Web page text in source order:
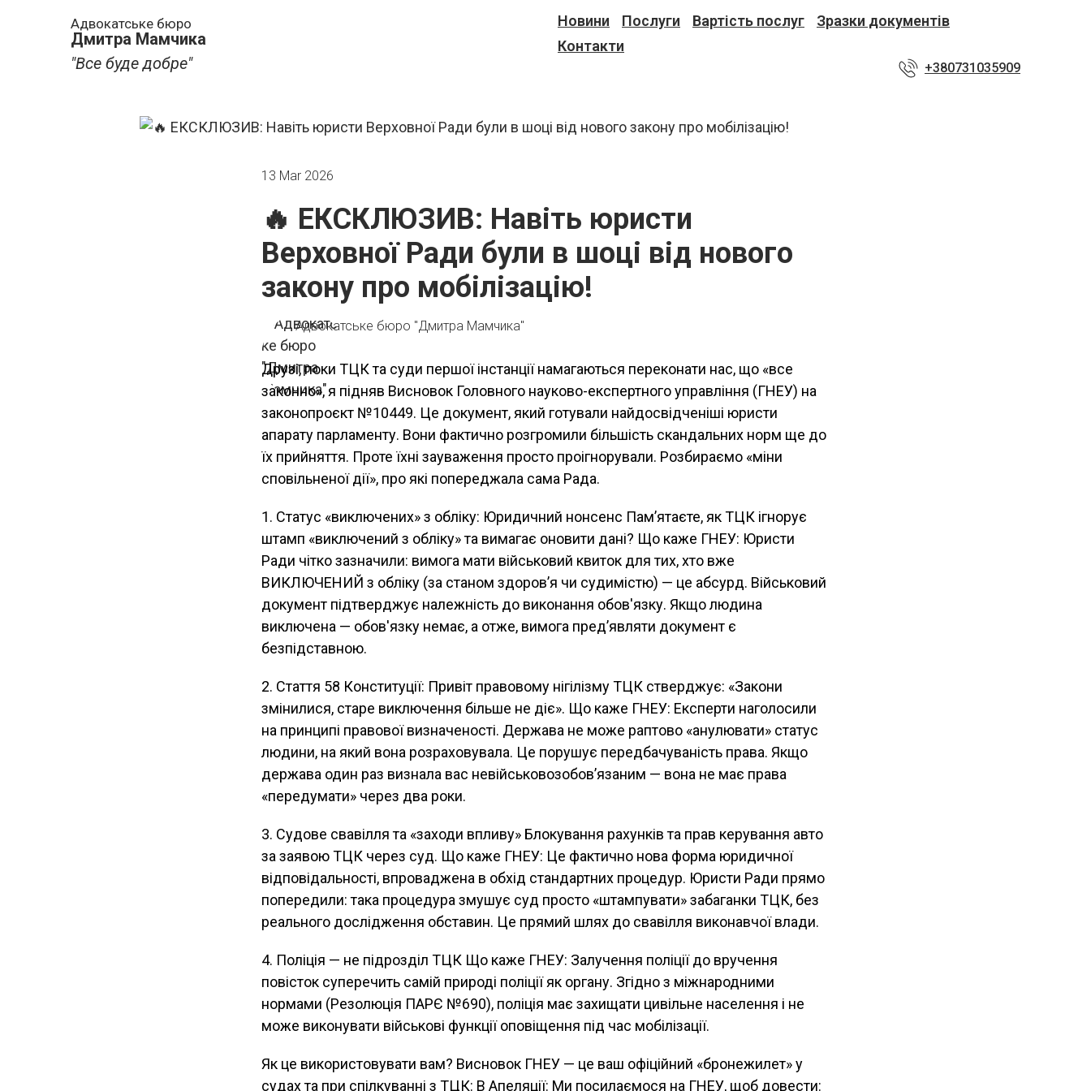
Адвокатське бюро
Дмитра Мамчика
"Все буде добре"
Новини Послуги Вартість послуг
Зразки документів
Контакти
+380731035909
13 Mar 2026
🔥 ЕКСКЛЮЗИВ: Навіть юристи
Верховної Ради були в шоці від нового
закону про мобілізацію!
Адвокатське бюро "Дмитра Мамчика"
Друзі, поки ТЦК та суди першої інстанції намагаються переконати нас, що «все
законно», я підняв Висновок Головного науково-експертного управління (ГНЕУ) на
законопроєкт №10449. Це документ, який готували найдосвідченіші юристи
апарату парламенту. Вони фактично розгромили більшість скандальних норм ще до
їх прийняття. Проте їхні зауваження просто проігнорували. Розбираємо «міни
сповільненої дії», про які попереджала сама Рада.
1. Статус «виключених» з обліку: Юридичний нонсенс Пам’ятаєте, як ТЦК ігнорує
штамп «виключений з обліку» та вимагає оновити дані? Що каже ГНЕУ: Юристи
Ради чітко зазначили: вимога мати військовий квиток для тих, хто вже
ВИКЛЮЧЕНИЙ з обліку (за станом здоров’я чи судимістю) — це абсурд. Військовий
документ підтверджує належність до виконання обов'язку. Якщо людина
виключена — обов'язку немає, а отже, вимога пред’являти документ є
безпідставною.
2. Стаття 58 Конституції: Привіт правовому нігілізму ТЦК стверджує: «Закони
змінилися, старе виключення більше не діє». Що каже ГНЕУ: Експерти наголосили
на принципі правової визначеності. Держава не може раптово «анулювати» статус
людини, на який вона розраховувала. Це порушує передбачуваність права. Якщо
держава один раз визнала вас невійськовозобов’язаним — вона не має права
«передумати» через два роки.
3. Судове свавілля та «заходи впливу» Блокування рахунків та прав керування авто
за заявою ТЦК через суд. Що каже ГНЕУ: Це фактично нова форма юридичної
відповідальності, впроваджена в обхід стандартних процедур. Юристи Ради прямо
попередили: така процедура змушує суд просто «штампувати» забаганки ТЦК, без
реального дослідження обставин. Це прямий шлях до свавілля виконавчої влади.
4. Поліція — не підрозділ ТЦК Що каже ГНЕУ: Залучення поліції до вручення
повісток суперечить самій природі поліції як органу. Згідно з міжнародними
нормами (Резолюція ПАРЄ №690), поліція має захищати цивільне населення і не
може виконувати військові функції оповіщення під час мобілізації.
Як це використовувати вам? Висновок ГНЕУ — це ваш офіційний «бронежилет» у
судах та при спілкуванні з ТЦК: В Апеляції: Ми посилаємося на ГНЕУ, щоб довести: